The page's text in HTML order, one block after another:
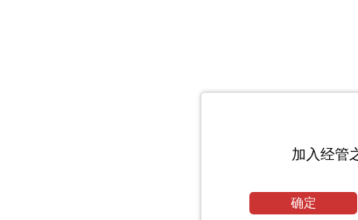
加入经管
确定